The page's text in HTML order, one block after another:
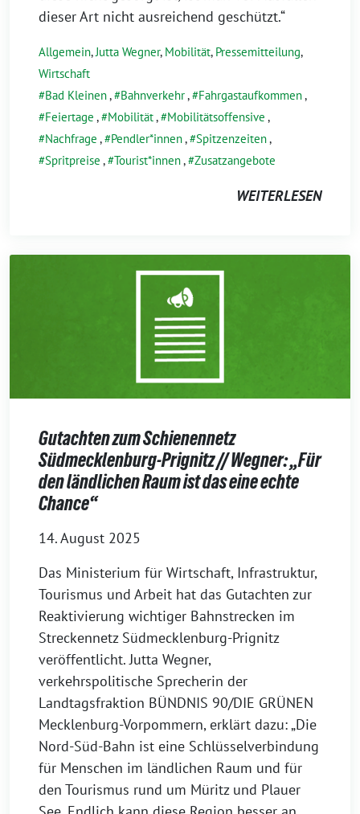
dieser Art nicht ausreichend geschützt.“
Allgemein,Jutta Wegner, Mobilität, Pressemitteilung,
Wirtschaft
Bad Kleinen, Bahnverkehr, Fahrgastaufkommen,
Feiertage , Mobilität, Mobilitätsoffensive ,
Nachfrage , Pendler*innen, Spitzenzeiten,
Spritpreise , Tourist*innen, Zusatzangebote
WEITERLESEN
Gutachten zum Schienennetz
Südmecklenburg-Prignitz // Wegner: „Für
den ländlichen Raum ist das eine echte
Chance“
14. August 2025
Das Ministerium für Wirtschaft, Infrastruktur,
Tourismus und Arbeit hat das Gutachten zur
Reaktivierung wichtiger Bahnstrecken im
Streckennetz Südmecklenburg-Prignitz
veröffentlicht. Jutta Wegner,
verkehrspolitische Sprecherin der
Landtagsfraktion BÜNDNIS 90/DIE GRÜNEN
Mecklenburg-Vorpommern, erklärt dazu: „Die
Nord-Süd-Bahn ist eine Schlüsselverbindung
für Menschen im ländlichen Raum und für
den Tourismus rund um Müritz und Plauer